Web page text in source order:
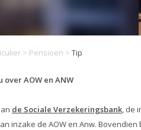
> Pensioen > Tip
over AOW en ANW
de Sociale Verzekeringsbank, de
inzake de AOW en Anw.